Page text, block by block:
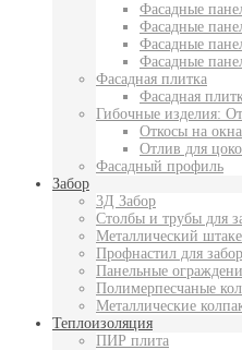
Фасадные
Фасадные
Фасадные
Фасадные
Фасадная плитка
Фасадная
Гибочные изделия:
Откосы на окна
Отлив для
Фасадный профиль
Забор
3Д Забор
Столбы и трубы для
Металлический
Профнастил для
Панельные
Полимерпесчаные
Металлические
Теплоизоляция
ПИР плита